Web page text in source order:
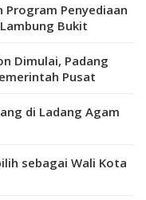
Program Penyediaan
Bukit
Dimulai, Padang
Pusat
di Ladang Agam
sebagai Wali Kota